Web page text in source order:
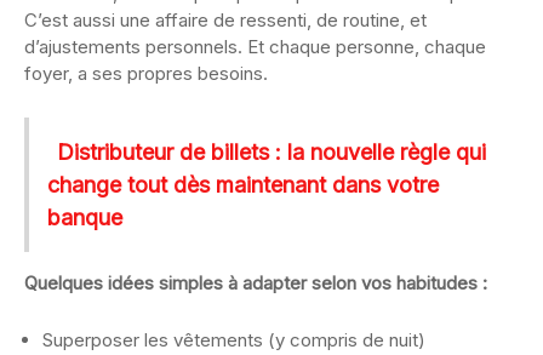
C’est aussi une affaire de ressenti, de routine, et
d’ajustements personnels. Et chaque personne, chaque
foyer, a ses propres besoins.
Distributeur de billets : la nouvelle règle qui
change tout dès maintenant dans votre
banque
Quelques idées simples à adapter selon vos habitudes :
Superposer les vêtements (y compris de nuit)